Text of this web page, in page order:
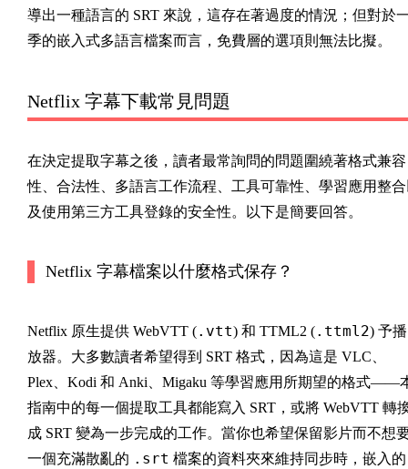
導出一種語言的 SRT 來說，這存在著過度的情況；但對於
季的嵌入式多語言檔案而言，免費層的選項則無法比擬。
Netflix 字幕下載常見問題
在決定提取字幕之後，讀者最常詢問的問題圍繞著格式兼容
性、合法性、多語言工作流程、工具可靠性、學習應用整
及使用第三方工具登錄的安全性。以下是簡要回答。
Netflix 字幕檔案以什麼格式保存？
Netflix 原生提供 WebVTT (.vtt) 和 TTML2 (.ttml2) 予播
放器。大多數讀者希望得到 SRT 格式，因為這是 VLC、
Plex、Kodi 和 Anki、Migaku 等學習應用所期望的格式——
指南中的每一個提取工具都能寫入 SRT，或將 WebVTT 轉
成 SRT 變為一步完成的工作。當你也希望保留影片而不想
一個充滿散亂的 .srt 檔案的資料夾來維持同步時，嵌入的